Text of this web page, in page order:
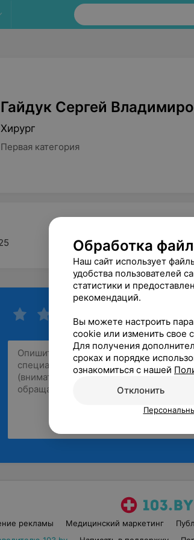
Гайдук Сергей
Хирург
Первая категория
рекламы Медицинский маркетинг
Обработка
Наш сайт использует
удобства пользователей
статистики и
рекомендаций.
Вы можете настроить
cookie или изменить свое
Для получения
сроках и порядке
ознакомиться с нашей
Отклонить